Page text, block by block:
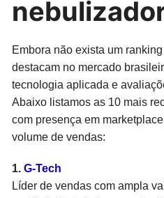
Embora não exista um
destacam no mercado
tecnologia aplicada e
Abaixo listamos as 10 mais
com presença em
volume de vendas:
1.G‑Tech
Líder de vendas com ampla